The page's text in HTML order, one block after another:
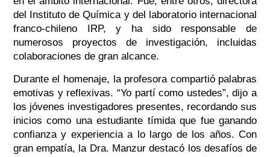
del Instituto de Química y del laboratorio internacional
franco-chileno IRP, y ha sido responsable de
numerosos proyectos de investigación, incluidas
colaboraciones de gran alcance.
Durante el homenaje, la profesora compartió palabras
emotivas y reflexivas. “Yo partí como ustedes”, dijo a
los jóvenes investigadores presentes, recordando sus
inicios como una estudiante tímida que fue ganando
confianza y experiencia a lo largo de los años. Con
gran empatía, la Dra. Manzur destacó los desafíos de